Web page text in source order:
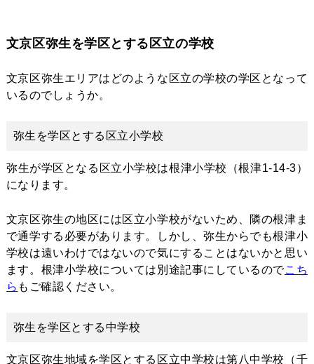
文京区弥生を学区とする区立の学校
文京区弥生エリアはどのような区立の学校の学区となって
いるのでしょうか。
弥生を学区とする区立小学校
弥生が学区となる区立小学校は根津小学校（根津1-14-3）
になります。
文京区弥生の地区には区立小学校がないため、隣の根津ま
で通学する必要があります。しかし、弥生からでも根津小
学校は遠いわけではないので気にすることはないかと思い
ます。根津小学校については別途記事にしているのでこち
ら もご確認ください。
弥生を学区とする中学校
文京区弥生地域を学区とする区立中学校は第八中学校（千